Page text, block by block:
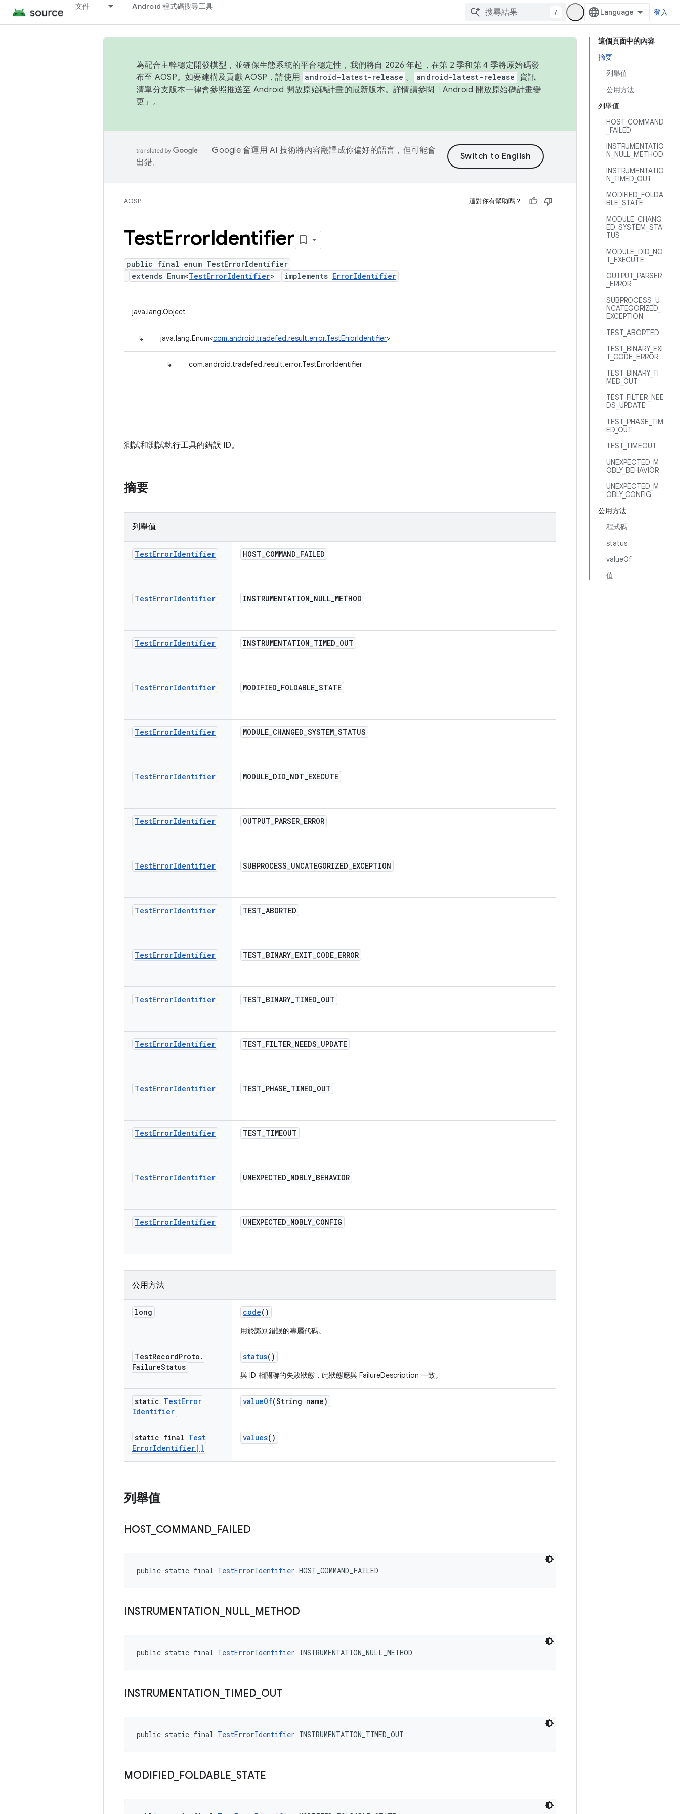
文件 Android 程式碼搜尋工具
/ 登入
這個頁面中的內容
摘要
列舉值
公用方法
列舉值
HOST_COMMAND
_FAILED
INSTRUMENTATIO
N_NULL_METHOD
INSTRUMENTATIO
N_TIMED_OUT
MODIFIED_FOLDA
BLE_STATE
MODULE_CHANG
ED_SYSTEM_STA
TUS
MODULE_DID_NO
T_EXECUTE
OUTPUT_PARSER
_ERROR
SUBPROCESS_U
NCATEGORIZED_
EXCEPTION
TEST_ABORTED
TEST_BINARY_EXI
T_CODE_ERROR
TEST_BINARY_TI
MED_OUT
TEST_FILTER_NEE
DS_UPDATE
TEST_PHASE_TIM
ED_OUT
TEST_TIMEOUT
UNEXPECTED_M
OBLY_BEHAVIOR
UNEXPECTED_M
OBLY_CONFIG
公用方法
程式碼
status
valueOf
值
為配合主幹穩定開發模型，並確保生態系統的平台穩定性，我們將自 2026 年起，在第 2 季和第 4 季將原始碼發
布至 AOSP。如要建構及貢獻 AOSP，請使用 android-latest-release 。 android-latest-release
資訊
清單分支版本一律會參照推送至 Android 開放原始碼計畫的最新版本。詳情請參閱「 Android 開放原始碼計畫變
更 」。
Google 會運用 AI 技術將內容翻譯成你偏好的語言，但可能會
出錯。
AOSP 這對你有幫助嗎？
TestErrorIdentifier
public final enum TestErrorIdentifier
extends Enum<TestErrorIdentifier> implements ErrorIdentifier
java.lang.Object
↳ java.lang.Enum<com.android.tradefed.result.error.TestErrorIdentifier>
↳ com.android.tradefed.result.error.TestErrorIdentifier
測試和測試執行工具的錯誤 ID。
摘要
列舉值
TestErrorIdentifier HOST_COMMAND_FAILED
TestErrorIdentifier INSTRUMENTATION_NULL_METHOD
TestErrorIdentifier INSTRUMENTATION_TIMED_OUT
TestErrorIdentifier MODIFIED_FOLDABLE_STATE
TestErrorIdentifier MODULE_CHANGED_SYSTEM_STATUS
TestErrorIdentifier MODULE_DID_NOT_EXECUTE
TestErrorIdentifier OUTPUT_PARSER_ERROR
TestErrorIdentifier SUBPROCESS_UNCATEGORIZED_EXCEPTION
TestErrorIdentifier TEST_ABORTED
TestErrorIdentifier TEST_BINARY_EXIT_CODE_ERROR
TestErrorIdentifier TEST_BINARY_TIMED_OUT
TestErrorIdentifier TEST_FILTER_NEEDS_UPDATE
TestErrorIdentifier TEST_PHASE_TIMED_OUT
TestErrorIdentifier TEST_TIMEOUT
TestErrorIdentifier UNEXPECTED_MOBLY_BEHAVIOR
TestErrorIdentifier UNEXPECTED_MOBLY_CONFIG
公用方法
long code()
用於識別錯誤的專屬代碼。
TestRecordProto .
FailureStatus
status()
與 ID 相關聯的失敗狀態，此狀態應與 FailureDescription 一致。
static TestError
Identifier
valueOf(String name)
static final Test
ErrorIdentifier[]
values()
列舉值
HOST_ COMMAND FAILED
public static final TestErrorIdentifier HOST_COMMAND_FAILED
INSTRUMENTATION NULL METHOD
public static final TestErrorIdentifier INSTRUMENTATION_NULL_METHOD
INSTRUMENTATION TIMED OUT
public static final TestErrorIdentifier INSTRUMENTATION_TIMED_OUT
MODIFIED FOLDABLE STATE